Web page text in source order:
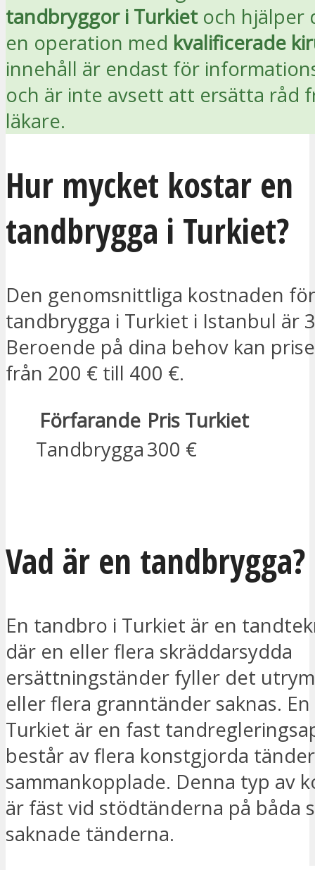
tandbryggor i Turkiet och hjälper
en operation med kvalificerade
innehåll är endast för
och är inte avsett att ersätta råd
läkare.
Hur mycket kostar en
tandbrygga i Turkiet?
Den genomsnittliga kostnaden
tandbrygga i Turkiet i Istanbul är
Beroende på dina behov kan
från 200 € till 400 €.
Förfarande Pris Turkiet
Tandbrygga300 €
Vad är en tandbrygga?
En tandbro i Turkiet är en
där en eller flera skräddarsydda
ersättningständer fyller det
eller flera granntänder saknas.
Turkiet är en fast
består av flera konstgjorda
sammankopplade. Denna typ av
är fäst vid stödtänderna på båda
saknade tänderna.